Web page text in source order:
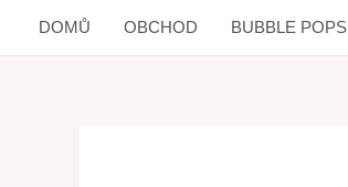
DOMŮ OBCHOD BUBBLE POPS